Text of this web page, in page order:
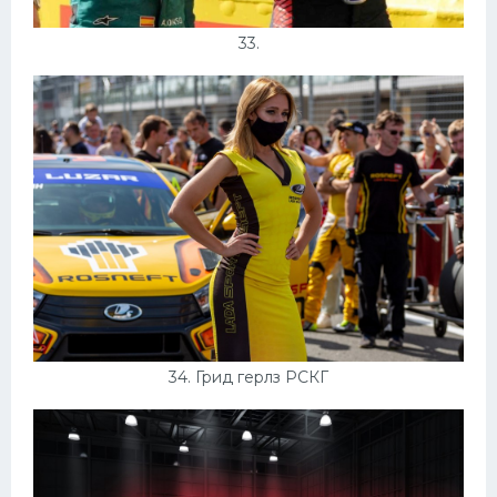
33.
34. Грид герлз РСКГ